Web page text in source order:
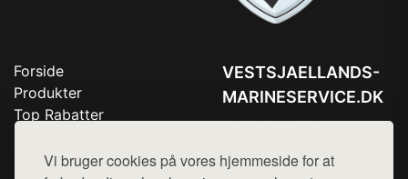
Vi bruger cookies på vores hjemmeside for at
Forside
Produkter
Top Rabatter
Kontakt
VESTSJAELLANDS-
MARINESERVICE.DK
Mail:hej@want.dk